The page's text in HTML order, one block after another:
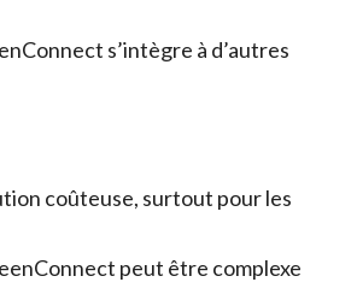
s’intègre à d’autres
coûteuse, surtout pour les
peut être complexe